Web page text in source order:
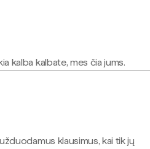
kalba kalbate, mes čia jums.
klausimus, kai tik jų